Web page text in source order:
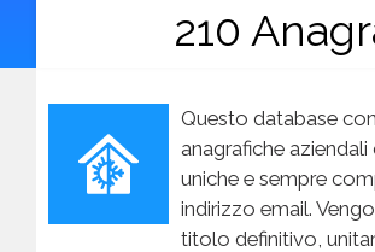
210
Questo database
anagrafiche aziendali
uniche e sempre
indirizzo email.
titolo definitivo,